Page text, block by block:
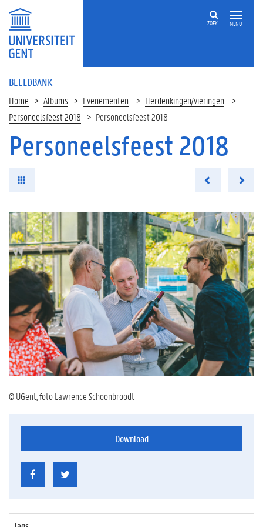
MENU
ZOEK
BEELDBANK
Home Albums Evenementen
Herdenkingen/vieringen
Personeelsfeest 2018
Personeelsfeest 2018
Personeelsfeest 2018
© UGent, foto Lawrence Schoonbroodt
Download